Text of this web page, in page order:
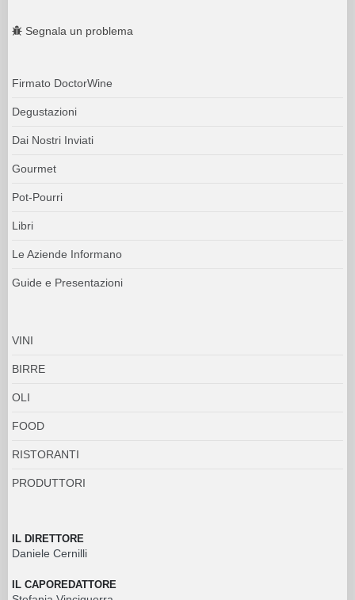
Segnala un problema
Firmato DoctorWine
Degustazioni
Dai Nostri Inviati
Gourmet
Pot-Pourri
Libri
Le Aziende Informano
Guide e Presentazioni
VINI
BIRRE
OLI
FOOD
RISTORANTI
PRODUTTORI
IL DIRETTORE
Daniele Cernilli
IL CAPOREDATTORE